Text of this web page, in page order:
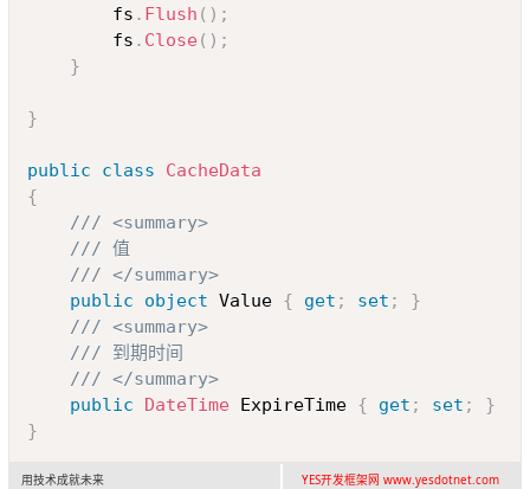
		fs
. Flush ( ) ;
		fs
. Close( ) ;
}
}
public class
CacheData
{
/// <summary>
/// 值
/// </summary>
public
object Value { get ; set ;
}
/// <summary>
/// 到期时间
/// </summary>
public
DateTime ExpireTime { get ; set ;
}
}
用技术成就未来 YES开发框架网 www.yesdotnet.com